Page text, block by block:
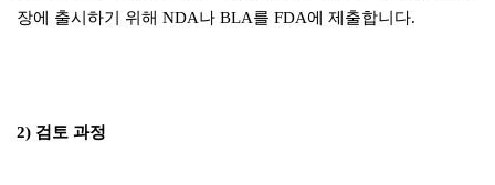
장에 출시하기 위해 NDA나 BLA를 FDA에 제출합니다.
2) 검토 과정